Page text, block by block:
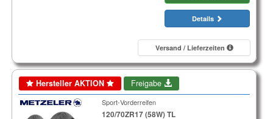
Details
Versand / Lieferzeiten
Hersteller AKTION Freigabe
Sport-Vorderreifen
120/70ZR17 (58W) TL